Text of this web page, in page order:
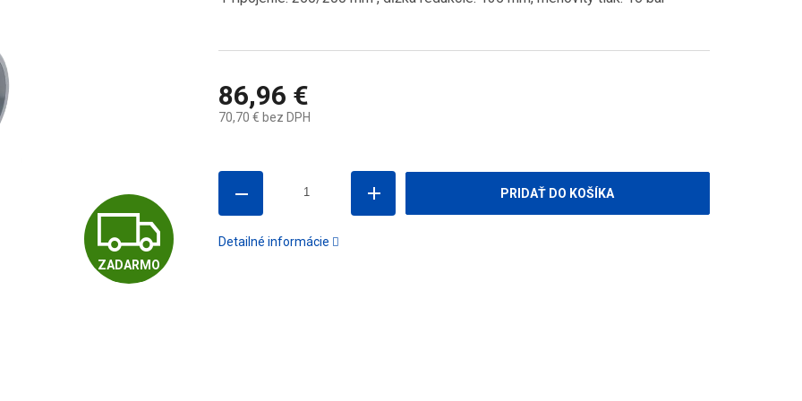
Z
A
ZADARMO
86,96 €
70,70 € bez DPH
PRIDAŤ DO KOŠÍKA
Detailné informácie